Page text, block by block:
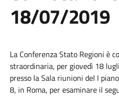
18/07/2019
La Conferenza Stato Regioni è
straordinaria, per giovedì 18
presso la Sala riunioni del I
8, in Roma, per esaminare il